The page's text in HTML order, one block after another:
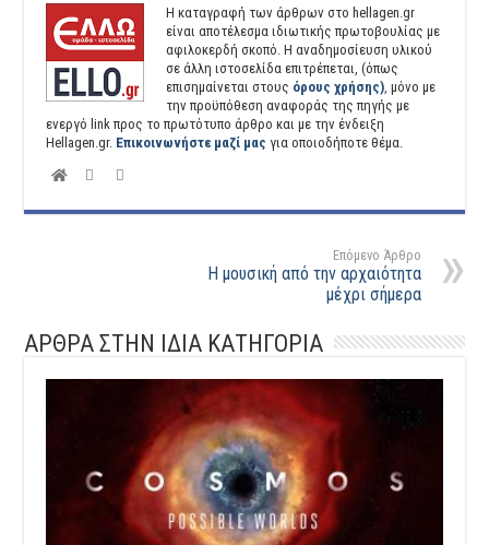
Η καταγραφή των άρθρων στο hellagen.gr
είναι αποτέλεσμα ιδιωτικής πρωτοβουλίας με
αφιλοκερδή σκοπό. H αναδημοσίευση υλικού
σε άλλη ιστοσελίδα επιτρέπεται, (όπως
επισημαίνεται στους όρους χρήσης) ,μόνο με
την προϋπόθεση αναφοράς της πηγής με
ενεργό link προς το πρωτότυπο άρθρο και με την ένδειξη
Hellagen.gr. Επικοινωνήστε μαζί μας για οποιοδήποτε θέμα.
Επόμενο Άρθρο
Η μουσική από την αρχαιότητα
μέχρι σήμερα
ΑΡΘΡΑ ΣΤΗΝ ΙΔΙΑ ΚΑΤΗΓΟΡΙΑ